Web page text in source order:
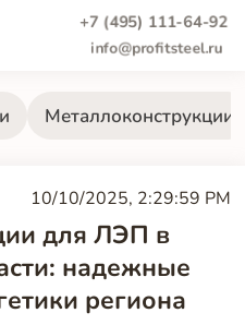
+7 (495) 111-64-92
info@profitsteel.ru
Металлоконструкции
10/10/2025, 2:29:59 PM
для ЛЭП в
надежные
региона